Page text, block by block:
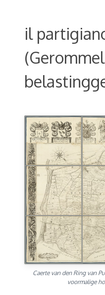
il
Caerte van den Ring van
voormalige